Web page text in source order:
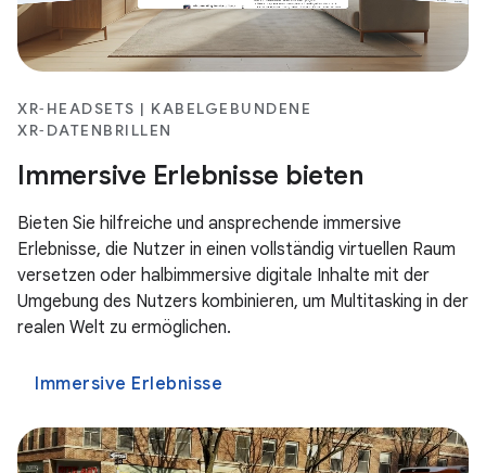
XR‑HEADSETS | KABELGEBUNDENE
XR‑DATENBRILLEN
Immersive Erlebnisse bieten
Bieten Sie hilfreiche und ansprechende immersive
Erlebnisse, die Nutzer in einen vollständig virtuellen Raum
versetzen oder halbimmersive digitale Inhalte mit der
Umgebung des Nutzers kombinieren, um Multitasking in der
realen Welt zu ermöglichen.
Immersive Erlebnisse